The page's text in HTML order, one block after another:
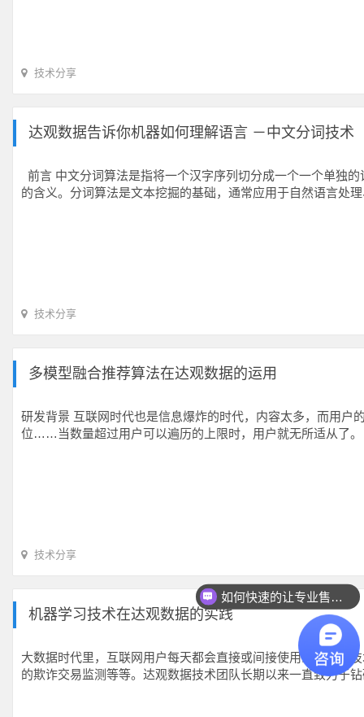
技术分享
达观数据告诉你机器如何理解语言 －中文分词技术
前言 中文分词算法是指将一个汉字序列切分成一个一个单独
的含义。分词算法是文本挖掘的基础，通常应用于自然语言处
技术分享
多模型融合推荐算法在达观数据的运用
研发背景 互联网时代也是信息爆炸的时代，内容太多，而用户
位……当数量超过用户可以遍历的上限时，用户就无所适从了
技术分享
机器学习技术在达观数据的实践
大数据时代里，互联网用户每天都会直接或间接使用到大数据
的欺诈交易监测等等。达观数据技术团队长期以来一直致力